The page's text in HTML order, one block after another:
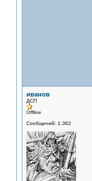
иванов
ДСП
Offline
Сообщений: 1,362